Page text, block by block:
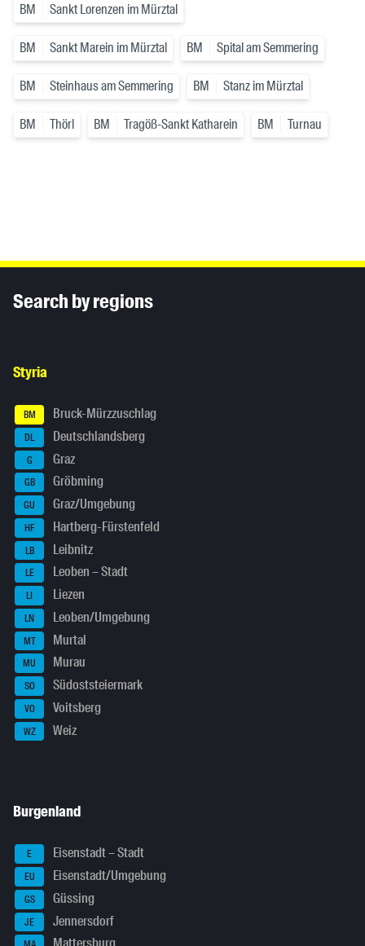
BM Sankt Lorenzen im Mürztal
BM Sankt Marein im Mürztal BM Spital am Semmering
BM Steinhaus am Semmering BM Stanz im Mürztal
BM Thörl BM Tragöß-Sankt Katharein BM Turnau
Search by regions
Styria
BM Bruck-Mürzzuschlag
DL Deutschlandsberg
G Graz
GB Gröbming
GU Graz/Umgebung
HF Hartberg-Fürstenfeld
LB Leibnitz
LE Leoben – Stadt
LI Liezen
LN Leoben/Umgebung
MT Murtal
MU Murau
SO Südoststeiermark
VO Voitsberg
WZ Weiz
Burgenland
E Eisenstadt – Stadt
EU Eisenstadt/Umgebung
GS Güssing
JE Jennersdorf